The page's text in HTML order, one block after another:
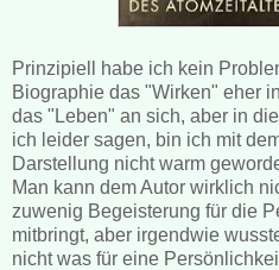
Prinzipiell habe ich kein
Biographie das "Wirken" eher
das "Leben" an sich, aber in
ich leider sagen, bin ich mit
Darstellung nicht warm
Man kann dem Autor wirklich
zuwenig Begeisterung für die
mitbringt, aber irgendwie
nicht was für eine